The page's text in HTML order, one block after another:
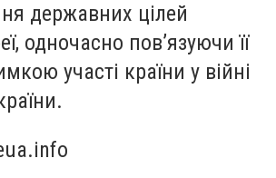
державних цілей
одночасно пов’язуючи її
участі країни у війні